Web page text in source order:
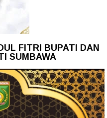
FITRI BUPATI DAN
SUMBAWA